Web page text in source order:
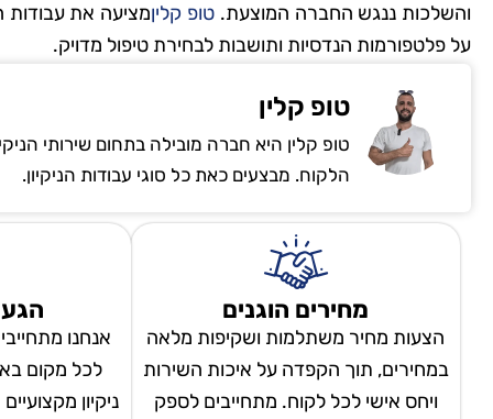
והשלכות ננגש החברה המוצעת. טופ קליןמציעה את עבודות
על פלטפורמות הנדסיות ותושבות לבחירת טיפול מדויק.
טופ קלין
טופ קלין היא חברה מובילה בתחום שירותי
הלקוח. מבצעים כאת כל סוגי עבודות הניקיון.
מחירים הוגנים
הצעות מחיר משתלמות ושקיפות מלאה
במחירים, תוך הקפדה על איכות השירות
ויחס אישי לכל לקוח. מתחייבים לספק
אנחנו
לכל מקום
ניקיון
להשתמש